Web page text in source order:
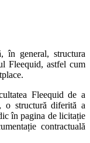
în general, structura
Fleequid, astfel cum
Fleequid de a
o structură diferită a
în pagina de licitație
contractuală